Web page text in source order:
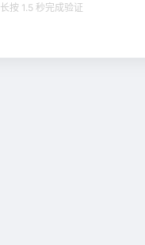
长按 1.5 秒完成验证